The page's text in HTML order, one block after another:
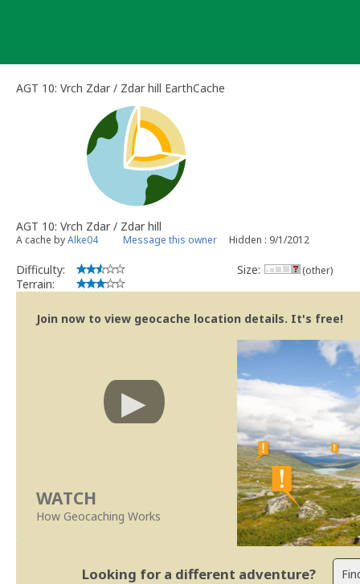
AGT 10: Vrch Zdar / Zdar hill EarthCache
AGT 10: Vrch Zdar / Zdar hill
A cache byAlke04 Message this owner Hidden : 9/1/2012
Difficulty:
Terrain:
Size: (other)
Join now to view geocache location details. It's free!
WATCH
How Geocaching Works
Looking for a different adventure?